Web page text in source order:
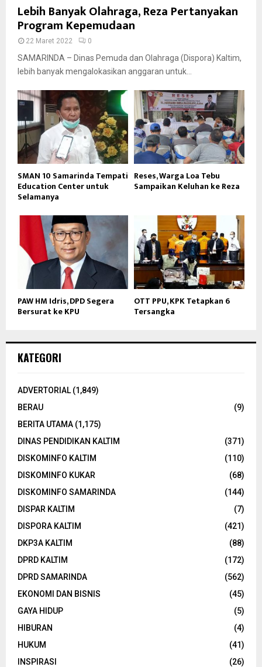
Lebih Banyak Olahraga, Reza Pertanyakan
Program Kepemudaan
22 Maret 2022 0
SAMARINDA – Dinas Pemuda dan Olahraga (Dispora) Kaltim,
lebih banyak mengalokasikan anggaran untuk...
SMAN 10 Samarinda Tempati
Education Center untuk
Selamanya
Reses, Warga Loa Tebu
Sampaikan Keluhan ke Reza
PAW HM Idris, DPD Segera
Bersurat ke KPU
OTT PPU, KPK Tetapkan 6
Tersangka
KATEGORI
ADVERTORIAL (1,849)
BERAU
(9)
BERITA UTAMA (1,175)
DINAS PENDIDIKAN KALTIM
(371)
DISKOMINFO KALTIM
(110)
DISKOMINFO KUKAR
(68)
DISKOMINFO SAMARINDA
(144)
DISPAR KALTIM
(7)
DISPORA KALTIM
(421)
DKP3A KALTIM
(88)
DPRD KALTIM
(172)
DPRD SAMARINDA
(562)
EKONOMI DAN BISNIS
(45)
GAYA HIDUP
(5)
HIBURAN
(4)
HUKUM
(41)
INSPIRASI
(26)